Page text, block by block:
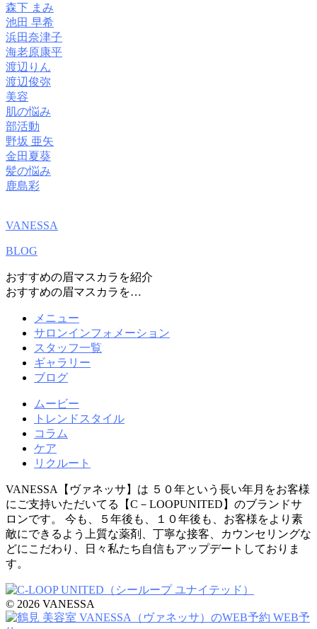
森下 まみ
池田 早希
浜田奈津子
海老原康平
渡辺りん
渡辺俊弥
美容
肌の悩み
部活動
野坂 亜矢
金田夏葵
髪の悩み
鹿島彩
VANESSA
BLOG
おすすめの眉マスカラを紹介
おすすめの眉マスカラを…
メニュー
サロンインフォメーション
スタッフ一覧
ギャラリー
ブログ
ムービー
トレンドスタイル
コラム
ケア
リクルート
VANESSA【ヴァネッサ】は ５０年という長い年月をお客様
にご支持いただいてる【C－LOOPUNITED】のブランドサ
ロンです。 今も、５年後も、１０年後も、お客様をより素
敵にできるよう上質な薬剤、丁寧な接客、カウンセリングな
どにこだわり、日々私たち自信もアップデートしておりま
す。
© 2026 VANESSA
WEB予